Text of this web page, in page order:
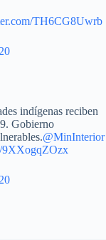
TH6CG8Uwrb
indígenas reciben
Gobierno
@MinInterior
9XXogqZOzx